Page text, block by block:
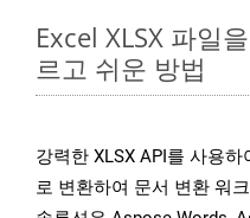
Excel XLSX 파일
르고 쉬운 방법
강력한 XLSX API를 사용
로 변환하여 문서 변환 워